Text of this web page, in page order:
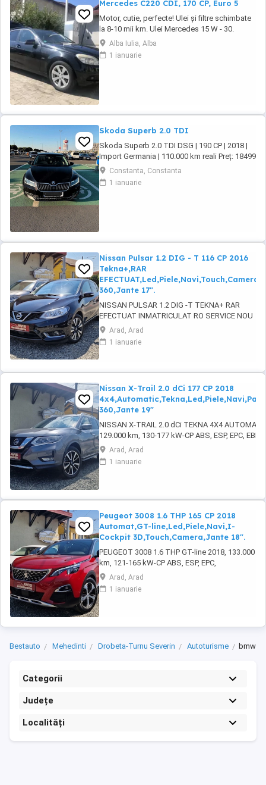
Mercedes C220 CDI, 170 CP, Euro 5
Motor, cutie, perfecte! Ulei și filtre schimbate
la 8-10 mii km. Ulei Mercedes 15 W - 30.
Echipamente si caracteristici speciale: Sistem
de navigație COMAND APS: Sistem de
navigație integrat ultramodern cu ghidare
Alba Iulia, Alba
1 ianuarie
Skoda Superb 2.0 TDI
Skoda Superb 2.0 TDI DSG | 190 CP | 2018 |
Import Germania | 110.000 km reali Preț: 18499
Import Germania An fabricație: 2018
Kilometraj: 110.000 km (100% reali) Motor: 2.0
TDI (1.968 cm ) 190 CP (140 kW) Cutie de
Constanta, Constanta
1 ianuarie
Nissan Pulsar 1.2 DIG - T 116 CP 2016
Tekna+,RAR
EFECTUAT,Led,Piele,Navi,Touch,Camera
360,Jante 17".
NISSAN PULSAR 1.2 DIG -T TEKNA+ RAR
EFECTUAT INMATRICULAT RO SERVICE NOU
EFECTUAT 2016, 166.000 km, 85-116 KW-CP
MOTOR IN 4 PISTOANE. ABS, ESP, EPC,
servotronic, START-STOP motor ( ECO
Arad, Arad
1 ianuarie
Nissan X-Trail 2.0 dCi 177 CP 2018
360,Jante 19"
NISSAN X-TRAIL 2.0 dCi TEKNA 4X4
129.000 km, 130-177 kW-CP ABS, ESP, EPC,
de particule, tractiune integrala inteligenta (4X4)
diferential blocabil si actionare la buton, lumini
LED, KEYLESS ENTRY-GO, START-STOP motor, ...
Arad, Arad
1 ianuarie
Peugeot 3008 1.6 THP 165 CP 2018
Automat,GT-line,Led,Piele,Navi,I-
Cockpit 3D,Touch,Camera,Jante 18".
PEUGEOT 3008 1.6 THP GT-line 2018, 133.000
km, 121-165 kW-CP ABS, ESP, EPC,
servotronic, START-STOP motor, KEYLESS
GO, faruri LED adaptive HIGH BEAM, lumini de
zi LED, DRIVE MODE ( 2 moduri de condus
coborare panta, asistenta ...
Arad, Arad
1 ianuarie
Bestauto Mehedinti Drobeta-Turnu Severin Autoturisme bmw
Categorii
Județe
Localități